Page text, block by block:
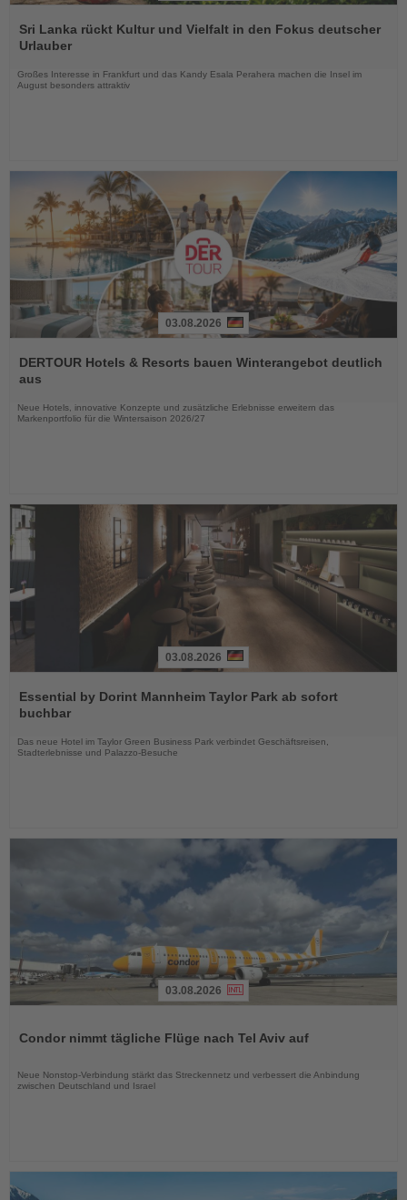
Sie
die
Sri Lanka rückt Kultur und Vielfalt in den Fokus deutscher
Urlauber
Großes Interesse in Frankfurt und das Kandy Esala Perahera machen die Insel im
August besonders attraktiv
Sie
die
03.08.2026
DERTOUR Hotels & Resorts bauen Winterangebot deutlich
aus
Neue Hotels, innovative Konzepte und zusätzliche Erlebnisse erweitern das
Markenportfolio für die Wintersaison 2026/27
Sie
die
03.08.2026
Essential by Dorint Mannheim Taylor Park ab sofort
buchbar
Das neue Hotel im Taylor Green Business Park verbindet Geschäftsreisen,
Stadterlebnisse und Palazzo-Besuche
die
03.08.2026
Condor nimmt tägliche Flüge nach Tel Aviv auf
Neue Nonstop-Verbindung stärkt das Streckennetz und verbessert die Anbindung
zwischen Deutschland und Israel